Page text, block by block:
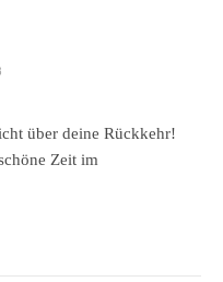
über deine Rückkehr!
Zeit im